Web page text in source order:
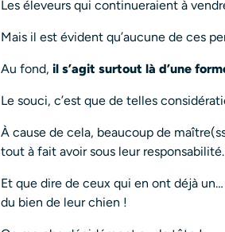
Les éleveurs qui continueraient à
Mais il est évident qu’aucune de ces
Au fond, il s’agit surtout là d’une
Le souci, c’est que de telles
À cause de cela, beaucoup de
tout à fait avoir sous leur responsabilité.
Et que dire de ceux qui en ont déjà
du bien de leur chien !